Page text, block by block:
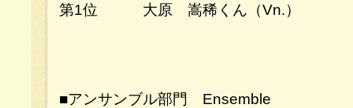
第1位 大原 嵩稀くん（Vn.）
■アンサンブル部門 Ensemble